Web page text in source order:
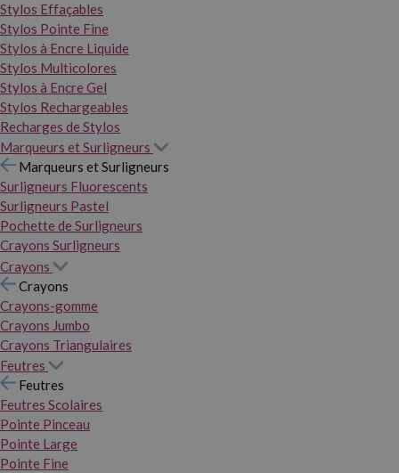
Stylos Effaçables
Stylos Pointe Fine
Stylos à Encre Liquide
Stylos Multicolores
Stylos à Encre Gel
Stylos Rechargeables
Recharges de Stylos
Marqueurs et Surligneurs
Marqueurs et Surligneurs
Surligneurs Fluorescents
Surligneurs Pastel
Pochette de Surligneurs
Crayons Surligneurs
Crayons
Crayons
Crayons-gomme
Crayons Jumbo
Crayons Triangulaires
Feutres
Feutres
Feutres Scolaires
Pointe Pinceau
Pointe Large
Pointe Fine